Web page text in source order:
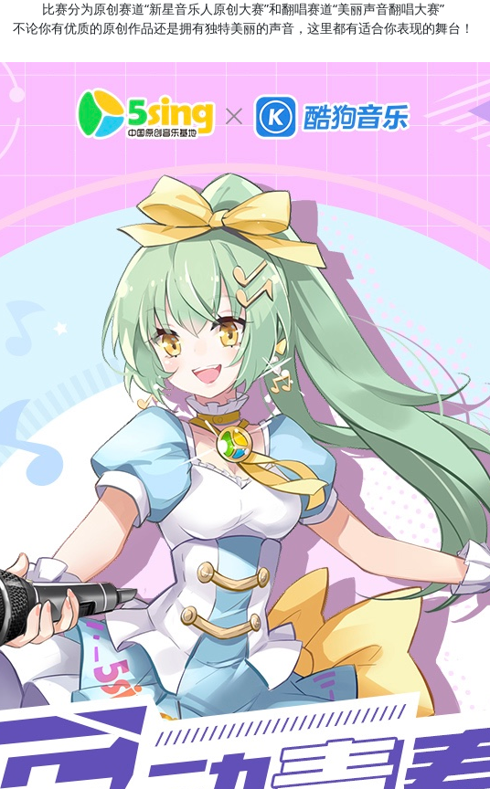
比赛分为原创赛道“新星音乐人原创大赛”和翻唱赛道“美丽声音翻唱大赛”
不论你有优质的原创作品还是拥有独特美丽的声音，这里都有适合你表现的舞台！